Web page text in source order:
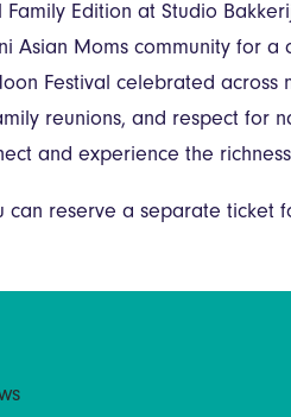
Edition at Studio
Asian Moms community for
Festival celebrated across
reunions, and respect for
and experience the
reserve a separate ticket